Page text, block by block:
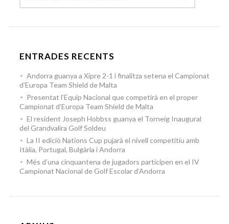
ENTRADES RECENTS
Andorra guanya a Xipre 2-1 i finalitza setena el Campionat
d’Europa Team Shield de Malta
Presentat l’Equip Nacional que competirà en el proper
Campionat d’Europa Team Shield de Malta
El resident Joseph Hobbss guanya el Torneig Inaugural
del Grandvalira Golf Soldeu
La II edició Nations Cup pujarà el nivell competitiu amb
Itàlia, Portugal, Bulgària i Andorra
Més d’una cinquantena de jugadors participen en el IV
Campionat Nacional de Golf Escolar d’Andorra